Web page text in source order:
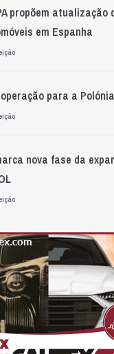
propõem
em Espanha
para a Polónia
nova fase da